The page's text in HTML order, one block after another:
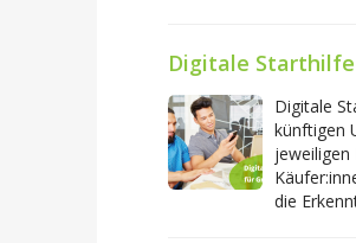
Digitale
Digitale
künftigen
jeweiligen
die